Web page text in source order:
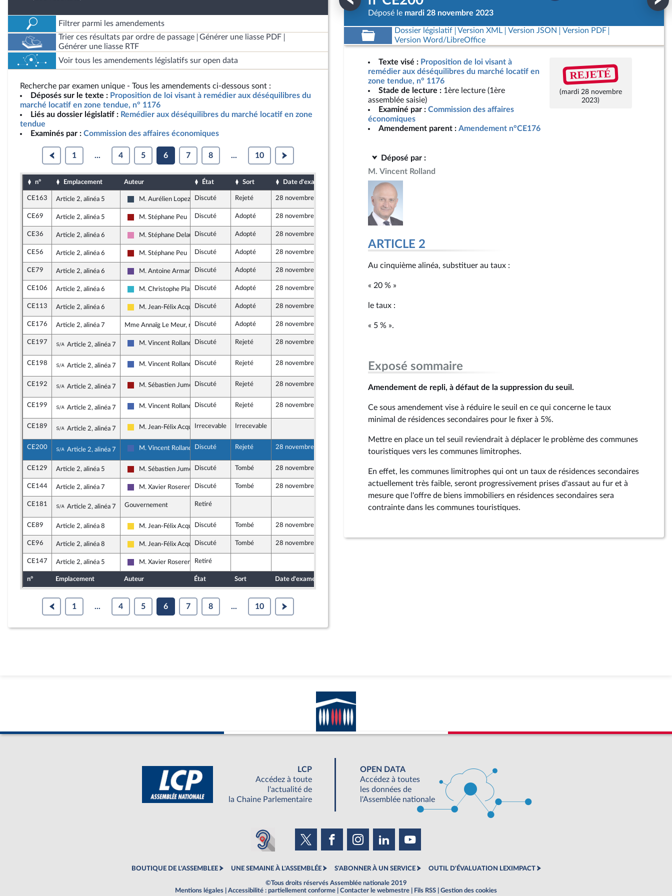
Filtrer parmi les amendements
Trier ces résultats par ordre de passage
Générer une liasse PDF
Générer une liasse RTF
Voir tous les amendements législatifs sur open data
Recherche par examen unique - Tous les amendements ci-dessous sont :
Déposés sur le texte : Proposition de loi visant à remédier aux déséquilibres du
marché locatif en zone tendue, n° 1176
Liés au dossier législatif : Remédier aux déséquilibres du marché locatif en zone
tendue
Examinés par : Commission des affaires économiques
1 ... 4 5 6 7 8 ... 10
n° Emplacement Auteur État Sort Date d'examen Date de dépôt
CE163 Article 2, alinéa 5
Rassemblement National
M. Aurélien Lopez-Liguori
Discuté Rejeté 28 novembre 2023 24 novembre 2023
CE69 Article 2, alinéa 5
Gauche démocrate et républicaine - NUPES
M. Stéphane Peu Discuté Adopté 28 novembre 2023 24 novembre 2023
CE36 Article 2, alinéa 6
Socialistes et apparentés
M. Stéphane Delautrette
Discuté Adopté 28 novembre 2023
CE56 Article 2, alinéa 6
Gauche démocrate et républicaine - NUPES
M. Stéphane Peu Discuté Adopté 28 novembre 2023 24 novembre 2023
CE79 Article 2, alinéa 6
Renaissance
M. Antoine Armand Discuté Adopté 28 novembre 2023 24 novembre 2023
CE106 Article 2, alinéa 6
Horizons et apparentés
M. Christophe PlassardDiscuté Adopté 28 novembre 2023 24 novembre 2023
CE113 Article 2, alinéa 6
Libertés, Indépendants, Outre-mer et Territoires
M. Jean-Félix AcquavivaDiscuté Adopté 28 novembre 2023 24 novembre 2023
CE176 Article 2, alinéa 7 Mme Annaïg Le Meur, rapporteure
Discuté Adopté 28 novembre 2023 27 novembre 2023
CE197 Sous-amendement de l'amendement n°CE176
Article 2, alinéa 7 Les Républicains
M. Vincent Rolland Discuté Rejeté 28 novembre 2023
CE198 Sous-amendement de l'amendement n°CE176
Article 2, alinéa 7 Les Républicains
M. Vincent Rolland Discuté Rejeté 28 novembre 2023 28 novembre 2023
CE192 Sous-amendement de l'amendement n°CE176
Article 2, alinéa 7 Gauche démocrate et républicaine - NUPES
M. Sébastien Jumel Discuté Rejeté 28 novembre 2023 28 novembre 2023
CE199 Sous-amendement de l'amendement n°CE176
Article 2, alinéa 7 Les Républicains
M. Vincent Rolland Discuté Rejeté 28 novembre 2023 28 novembre 2023
CE189 Sous-amendement de l'amendement n°CE176
Article 2, alinéa 7 Libertés, Indépendants, Outre-mer et Territoires
M. Jean-Félix AcquavivaIrrecevable Irrecevable
CE200 Sous-amendement de l'amendement n°CE176
Article 2, alinéa 7 Les Républicains
M. Vincent Rolland Discuté Rejeté 28 novembre 2023 28 novembre 2023
CE129 Article 2, alinéa 5
Gauche démocrate et républicaine - NUPES
M. Sébastien Jumel Discuté Tombé 28 novembre 2023 24 novembre 2023
CE144 Article 2, alinéa 7
Renaissance
M. Xavier Roseren Discuté Tombé 28 novembre 2023 24 novembre 2023
CE181 Sous-amendement de l'amendement n°CE144
Article 2, alinéa 7 Gouvernement Retiré 27 novembre 2023
CE89 Article 2, alinéa 8
Libertés, Indépendants, Outre-mer et Territoires
M. Jean-Félix AcquavivaDiscuté Tombé 28 novembre 2023
CE96 Article 2, alinéa 8
Libertés, Indépendants, Outre-mer et Territoires
M. Jean-Félix AcquavivaDiscuté Tombé 28 novembre 2023
CE147 Article 2, alinéa 5
Renaissance
M. Xavier Roseren Retiré
n° Emplacement Auteur État Sort Date d'examen
1 ... 4 5 6 7 8 ... 10
Déposé le mardi 28 novembre 2023
Dossier législatif Version XML Version JSON
Version PDF
Version Word/LibreOffice
Texte visé : Proposition de loi visant à
remédier aux déséquilibres du marché locatif en
zone tendue, n° 1176
Stade de lecture : 1ère lecture (1ère
assemblée saisie)
Examiné par : Commission des affaires
économiques
Amendement parent : Amendement n°CE176
REJETÉ
(mardi 28 novembre
2023)
Déposé par :
M. Vincent Rolland
ARTICLE 2
Au cinquième alinéa, substituer au taux :
« 20 % »
le taux :
« 5 % ».
Exposé sommaire
Amendement de repli, à défaut de la suppression du seuil.
Ce sous amendement vise à réduire le seuil en ce qui concerne le taux
minimal de résidences secondaires pour le fixer à 5%.
Mettre en place un tel seuil reviendrait à déplacer le problème des communes
touristiques vers les communes limitrophes.
En effet, les communes limitrophes qui ont un taux de résidences secondaires
actuellement très faible, seront progressivement prises d'assaut au fur et à
mesure que l'offre de biens immobiliers en résidences secondaires sera
contrainte dans les communes touristiques.
LCP
Accédez à toute
l'actualité de
la Chaine Parlementaire
OPEN DATA
Accédez à toutes
les données de
l'Assemblée nationale
BOUTIQUE DE L'ASSEMBLEE UNE SEMAINE À L'ASSEMBLÉE S'ABONNER À UN SERVICE OUTIL D'ÉVALUATION LEXIMPACT
©Tous droits réservés Assemblée nationale 2019
Mentions légales
Accessibilité : partiellement conforme Contacter le webmestre Fils RSS
Gestion des cookies